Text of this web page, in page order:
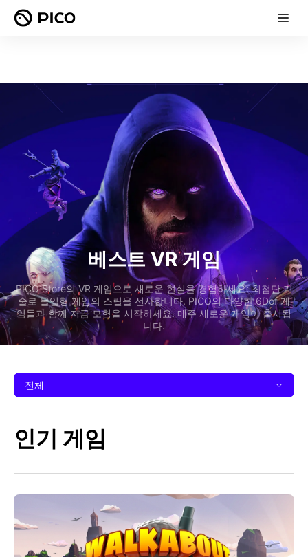
베스트 VR 게임
PICO Store의 VR 게임으로 새로운 현실을 경험하세요: 최첨단 기
술로 몰입형 게임의 스릴을 선사합니다. PICO의 다양한 6Dof 게
임들과 함께 지금 모험을 시작하세요. 매주 새로운 게임이 출시됩
니다.
전체
인기 게임